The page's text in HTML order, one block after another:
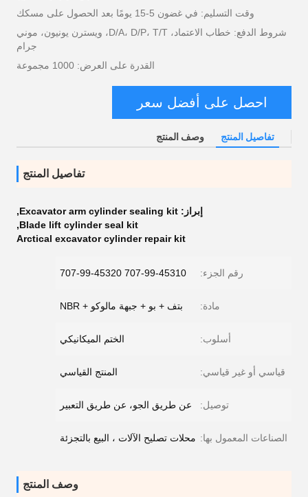
وقت التسليم: في غضون 5-15 يومًا بعد الحصول على مسكك
شروط الدفع: خطاب الاعتماد، D/A، D/P، T/T، ويسترن يونيون، موني
جرام
القدرة على العرض: 1000 مجموعة
احصل على أفضل سعر
تفاصيل المنتج وصف المنتج
تفاصيل المنتج
إبراز: Excavator arm cylinder sealing kit
,
Blade lift cylinder seal kit
,
Arctical excavator cylinder repair kit
رقم الجزء: 707-99-45310 707-99-45320
مادة: بتف + بو + جبهة مالوكو + NBR
أسلوب: الختم الميكانيكي
قياسي أو غير قياسي: المنتج القياسي
توصيل: عن طريق الجو، عن طريق التعبير
الصناعات المعمول بها: محلات تصليح الآلات ، البيع بالتجزئة
وصف المنتج